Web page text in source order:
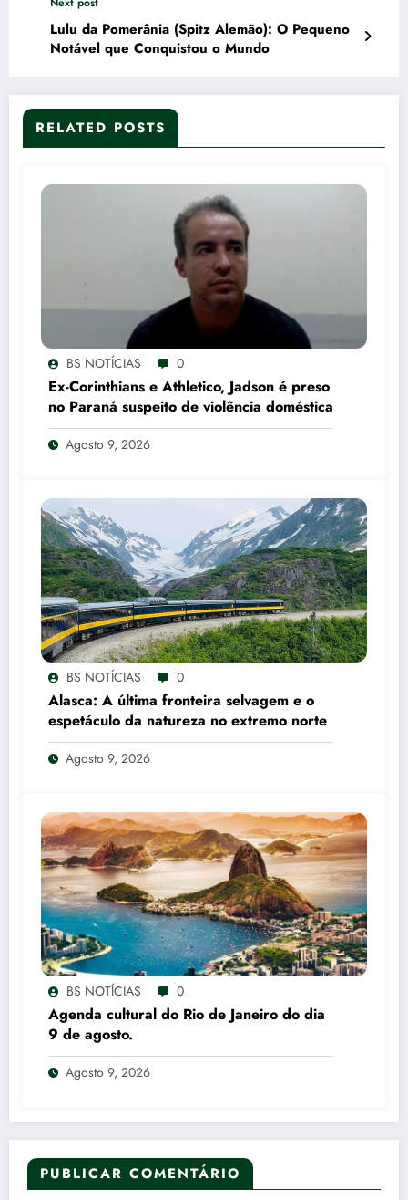
Lulu da Pomerânia (Spitz Alemão): O Pequeno
Notável que Conquistou o Mundo
RELATED POSTS
BS NOTÍCIAS 0
Ex-Corinthians e Athletico, Jadson é preso
no Paraná suspeito de violência doméstica
Agosto 9, 2026
BS NOTÍCIAS 0
Alasca: A última fronteira selvagem e o
espetáculo da natureza no extremo norte
Agosto 9, 2026
BS NOTÍCIAS 0
Agenda cultural do Rio de Janeiro do dia
9 de agosto.
Agosto 9, 2026
PUBLICAR COMENTÁRIO